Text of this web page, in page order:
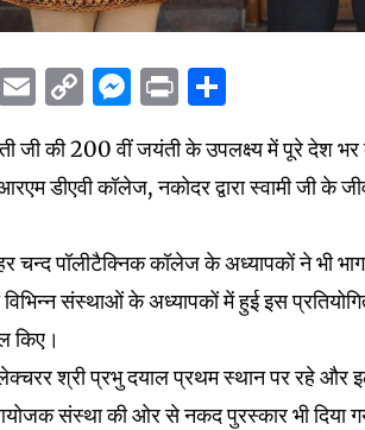
Email
CopyMessenger
Print
जी की 200 वीं जयंती के उपलक्ष्य में पूरे देश
डीएवी कॉलेज, नकोदर द्वारा स्वामी जी
चन्द पॉलीटैक्निक कॉलेज के अध्यापकों ने भी
संस्थाओं के अध्यापकों में हुई इस
किए।
श्री प्रभु दयाल प्रथम स्थान पर रहे और
संस्था की ओर से नकद पुरस्कार भी दिया